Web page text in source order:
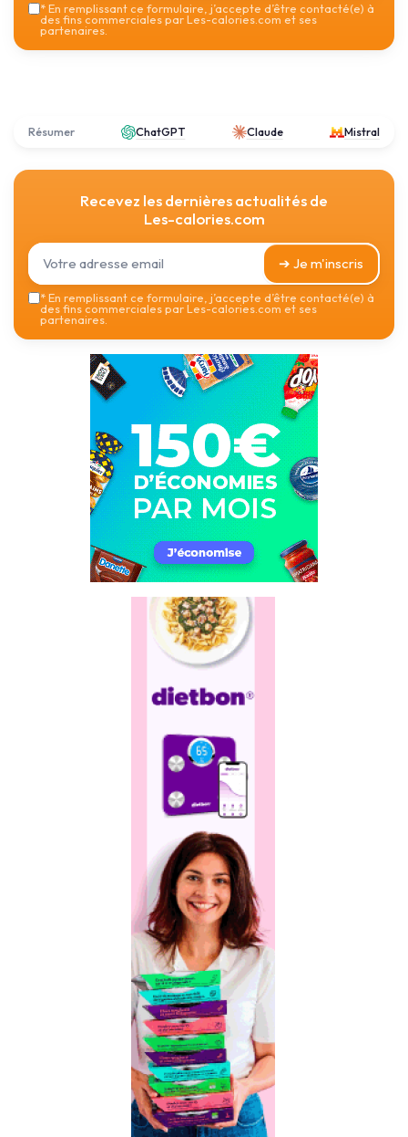
*En remplissant ce formulaire, j’accepte d’être contacté(e) à
des fins commerciales par Les-calories.com et ses
partenaires.
Résumer ChatGPT Claude Mistral
Recevez les dernières actualités de
Les-calories.com
➔ Je m'inscris
*En remplissant ce formulaire, j’accepte d’être contacté(e) à
des fins commerciales par Les-calories.com et ses
partenaires.